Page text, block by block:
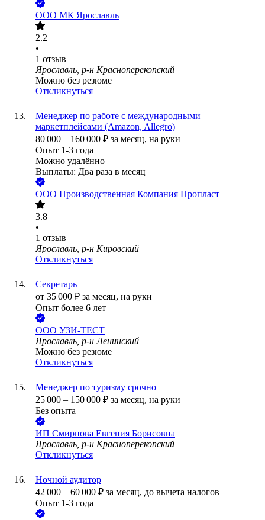
ООО МК Ярославль
2.2
•
1 отзыв
Ярославль, р-н Красноперекопский
Можно без резюме
Откликнуться
Менеджер по работе с международными
маркетплейсами (Amazon, Allegro)
80 000 – 160 000 ₽ за месяц, на руки
Опыт 1-3 года
Можно удалённо
Выплаты: Два раза в месяц
ООО Производственная Компания Пропласт
3.8
•
1 отзыв
Ярославль, р-н Кировский
Откликнуться
Секретарь
от 35 000 ₽ за месяц, на руки
Опыт более 6 лет
ООО УЗИ-ТЕСТ
Ярославль, р-н Ленинский
Можно без резюме
Откликнуться
Менеджер по туризму срочно
25 000 – 150 000 ₽ за месяц, на руки
Без опыта
ИП Смирнова Евгения Борисовна
Ярославль, р-н Красноперекопский
Откликнуться
Ночной аудитор
42 000 – 60 000 ₽ за месяц, до вычета налогов
Опыт 1-3 года